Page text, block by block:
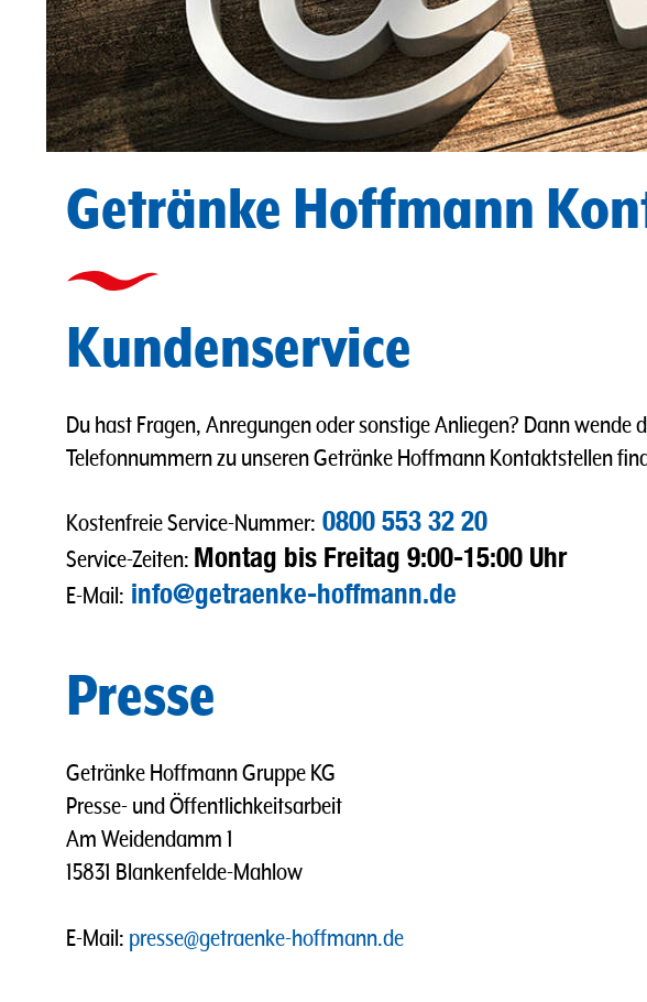
Getränke Hoffmann
Kundenservice
Du hast Fragen, Anregungen oder sonstige Anliegen? Dann
Telefonnummern zu unseren Getränke Hoffmann Kontaktstellen
Kostenfreie Service-Nummer: 0800 553 32 20
Service-Zeiten: Montag bis Freitag 9:00-15:00 Uhr
E-Mail: info@getraenke-hoffmann.de
Presse
Getränke Hoffmann Gruppe KG
Presse- und Öffentlichkeitsarbeit
Am Weidendamm 1
15831 Blankenfelde-Mahlow
E-Mail: presse@getraenke-hoffmann.de